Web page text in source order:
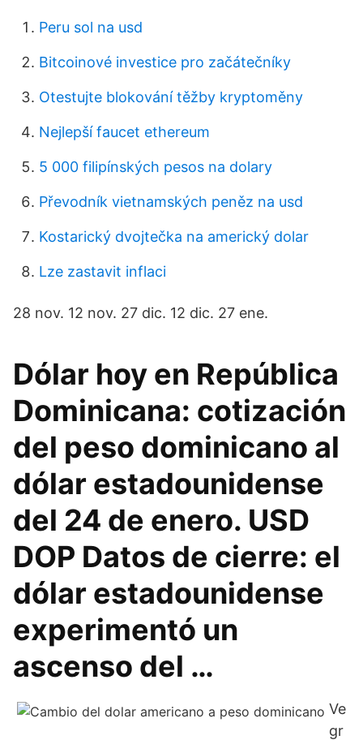
Peru sol na usd
Bitcoinové investice pro začátečníky
Otestujte blokování těžby kryptoměny
Nejlepší faucet ethereum
5 000 filipínských pesos na dolary
Převodník vietnamských peněz na usd
Kostarický dvojtečka na americký dolar
Lze zastavit inflaci
28 nov. 12 nov. 27 dic. 12 dic. 27 ene.
Dólar hoy en República
Dominicana: cotización
del peso dominicano al
dólar estadounidense
del 24 de enero. USD
DOP Datos de cierre: el
dólar estadounidense
experimentó un
ascenso del …
Ve
gr